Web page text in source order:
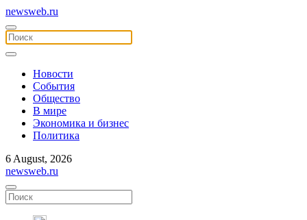
newsweb.ru
Новости
События
Общество
В мире
Экономика и бизнес
Политика
6 August, 2026
newsweb.ru